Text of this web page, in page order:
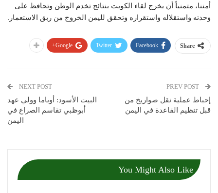
أمننا، متمنياً أن يخرج لقاء الكويت بنتائج تخدم الوطن وتحافظ على
وحدته واستقلاله واستقراره وتحقق لليمن الخروج من ربق الاستعمار.
Share
Facebook
Twitter
Google+
إحباط عملية نقل صواريخ من
قبل تنظيم القاعدة في اليمن
NEXT POST
البيت الأسود: أوباما وولي عهد
أبوظبي تقاسم الصراع في
اليمن
You Might Also Like